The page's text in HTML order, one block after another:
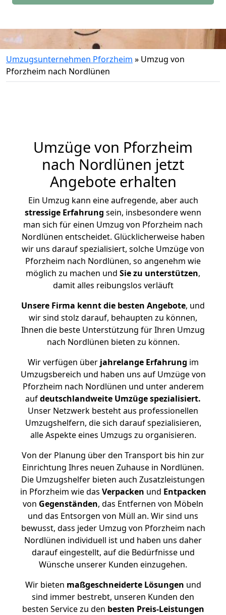
Umzugsunternehmen Pforzheim » Umzug von
Pforzheim nach Nordlünen
Umzüge von Pforzheim
nach Nordlünen jetzt
Angebote erhalten
Ein Umzug kann eine aufregende, aber auch
stressige Erfahrung sein, insbesondere wenn
man sich für einen Umzug von Pforzheim nach
Nordlünen entscheidet. Glücklicherweise haben
wir uns darauf spezialisiert, solche Umzüge von
Pforzheim nach Nordlünen, so angenehm wie
möglich zu machen und Sie zu unterstützen,
damit alles reibungslos verläuft
Unsere Firma kennt die besten Angebote, und
wir sind stolz darauf, behaupten zu können,
Ihnen die beste Unterstützung für Ihren Umzug
nach Nordlünen bieten zu können.
Wir verfügen überjahrelange Erfahrung im
Umzugsbereich und haben uns auf Umzüge von
Pforzheim nach Nordlünen und unter anderem
aufdeutschlandweite Umzüge spezialisiert.
Unser Netzwerk besteht aus professionellen
Umzugshelfern, die sich darauf spezialisieren,
alle Aspekte eines Umzugs zu organisieren.
Von der Planung über den Transport bis hin zur
Einrichtung Ihres neuen Zuhause in Nordlünen.
Die Umzugshelfer bieten auch Zusatzleistungen
in Pforzheim wie das Verpacken und Entpacken
von Gegenständen, das Entfernen von Möbeln
und das Entsorgen von Müll an. Wir sind uns
bewusst, dass jeder Umzug von Pforzheim nach
Nordlünen individuell ist und haben uns daher
darauf eingestellt, auf die Bedürfnisse und
Wünsche unserer Kunden einzugehen.
Wir bieten maßgeschneiderte Lösungen und
sind immer bestrebt, unseren Kunden den
besten Service zu den besten Preis-Leistungen